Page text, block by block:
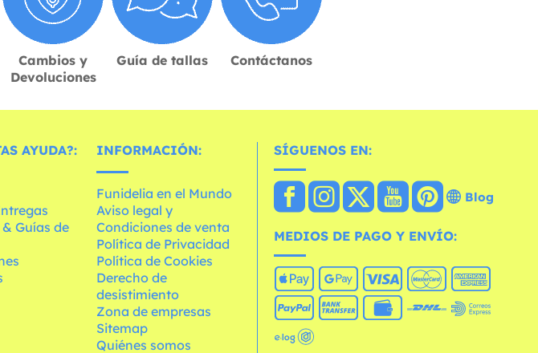
Cambios y
Devoluciones
Guía de tallas Contáctanos
AYUDA?:
Guías de
INFORMACIÓN:
Funidelia en el Mundo
Aviso legal y
Condiciones de venta
Política de Privacidad
Política de Cookies
Derecho de
desistimiento
Zona de empresas
Sitemap
Quiénes somos
SÍGUENOS EN:
Blog
MEDIOS DE PAGO Y ENVÍO: